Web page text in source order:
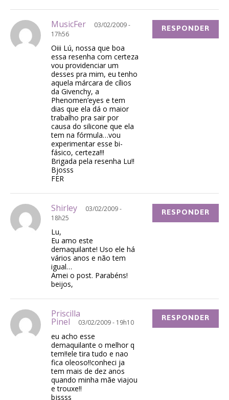
MusicFer
03/02/2009 -
17h56
Oiii Lú, nossa que boa
essa resenha com certeza
vou providenciar um
desses pra mim, eu tenho
aquela márcara de cílios
da Givenchy, a
Phenomen’eyes e tem
dias que ela dá o maior
trabalho pra sair por
causa do silicone que ela
tem na fórmula…vou
experimentar esse bi-
fásico, certeza!!!
Brigada pela resenha Lu!!
Bjosss
FER
RESPONDER
Shirley
03/02/2009 -
18h25
Lu,
Eu amo este
demaquilante! Uso ele há
vários anos e não tem
igual…
Amei o post. Parabéns!
beijos,
RESPONDER
Priscilla
Pinel 03/02/2009 - 19h10
eu acho esse
demaquilante o melhor q
tem!!ele tira tudo e nao
fica oleoso!!conheci ja
tem mais de dez anos
quando minha mãe viajou
e trouxe!!
bjssss
RESPONDER